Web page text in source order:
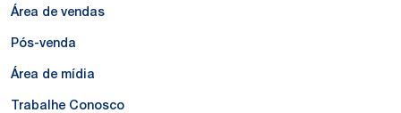
Área de vendas
Pós-venda
Área de mídia
Trabalhe Conosco